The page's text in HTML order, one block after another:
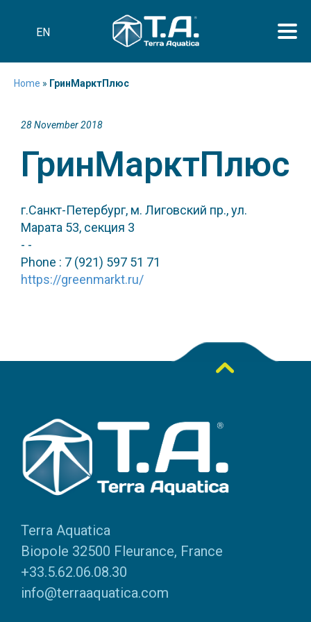
EN
Home » ГринМарктПлюс
28 November 2018
ГринМарктПлюс
г.Санкт-Петербург, м. Лиговский пр., ул.
Марата 53, секция 3
- -
Phone : 7 (921) 597 51 71
https://greenmarkt.ru/
Terra Aquatica
Biopole 32500 Fleurance, France
+33.5.62.06.08.30
info@terraaquatica.com